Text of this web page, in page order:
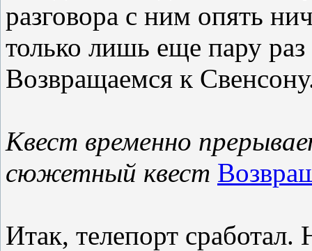
разговора с ним опять
только лишь еще пару
Возвращаемся к
Квест временно
сюжетный квест
Итак, телепорт